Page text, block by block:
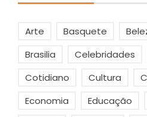
Arte Basquete
Brasilia
Celebridades
Cotidiano
Cultura
Economia
Educação